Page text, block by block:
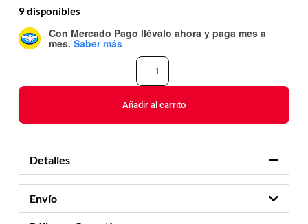
9 disponibles
Con Mercado Pago llévalo ahora y paga mes a
mes. Saber más
Añadir al carrito
Detalles
Envío